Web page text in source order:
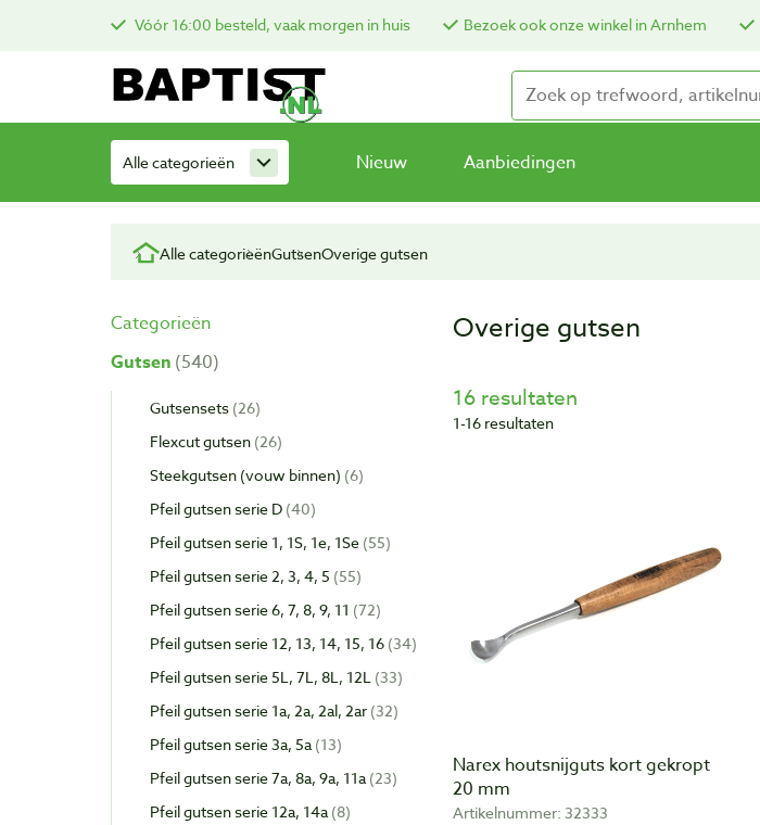
Vóór 16:00 besteld, vaak morgen in huis Bezoek ook onze winkel in Arnhem
Alle categorieën Nieuw Aanbiedingen
Alle categorieënGutsenOverige gutsen
Categorieën
Gutsen 540
Gutsensets 26
Flexcut gutsen 26
Steekgutsen (vouw binnen) 6
Pfeil gutsen serie D 40
Pfeil gutsen serie 1, 1S, 1e, 1Se 55
Pfeil gutsen serie 2, 3, 4, 5 55
Pfeil gutsen serie 6, 7, 8, 9, 11 72
Pfeil gutsen serie 12, 13, 14, 15, 16 34
Pfeil gutsen serie 5L, 7L, 8L, 12L 33
Pfeil gutsen serie 1a, 2a, 2al, 2ar 32
Pfeil gutsen serie 3a, 5a 13
Pfeil gutsen serie 7a, 8a, 9a, 11a 23
Pfeil gutsen serie 12a, 14a 8
Overige gutsen
16 resultaten
1-16 resultaten
Narex houtsnijguts kort gekropt
20 mm
Artikelnummer: 32333